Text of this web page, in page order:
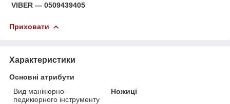
VIBER — 0509439405
Приховати
Характеристики
Основні атрибути
Вид манікюрно-
педикюрного інструменту
Ножиці